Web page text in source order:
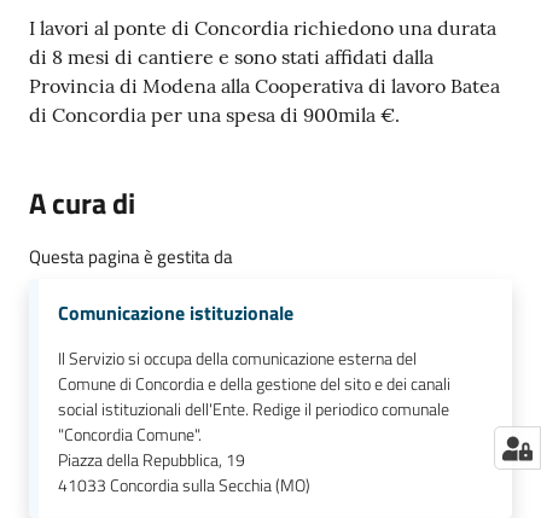
I lavori al ponte di Concordia richiedono una durata
di 8 mesi di cantiere e sono stati affidati dalla
Provincia di Modena alla Cooperativa di lavoro Batea
di Concordia per una spesa di 900mila €.
A cura di
Questa pagina è gestita da
Comunicazione istituzionale
Il Servizio si occupa della comunicazione esterna del
Comune di Concordia e della gestione del sito e dei canali
social istituzionali dell'Ente. Redige il periodico comunale
"Concordia Comune".
Piazza della Repubblica, 19
41033Concordia sulla Secchia (MO)